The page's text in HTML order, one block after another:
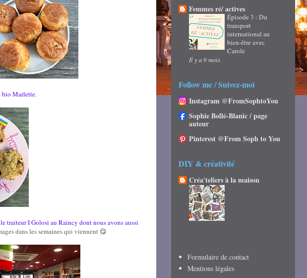
bio Marlette.
le traiteur I Golosi au Raincy dont nous avons aussi
dans les semaines qui viennent 😋
Femmes ré/ actives
Épisode 3 : Du
transport
international au
bien-être avec
Carole
Il y a 9 mois
Follow me / Suivez-moi
Instagram @FromSophtoYou
Sophie Bollé-Blanic / page
auteur
Pinterest @From Soph to You
DIY & créativité
Créa'teliers à la maison
Formulaire de contact
Mentions légales